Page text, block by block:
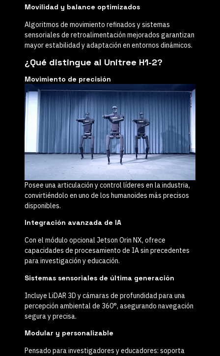
Movilidad y balance optimizados
Algoritmos de movimiento refinados y sistemas
sensoriales de retroalimentación mejorados garantizan
mayor estabilidad y adaptación en entornos dinámicos.
¿Qué distingue al Unitree H1-2?
Movimiento de precisión
Posee una articulación y control líderes en la industria,
convirtiéndolo en uno de los humanoides más precisos
disponibles.
Integración avanzada de IA
Con el módulo opcional Jetson Orin NX, ofrece
capacidades de procesamiento de IA sin precedentes
para investigación y educación.
Sistemas sensoriales de última generación
Incluye LiDAR 3D y cámaras de profundidad para una
percepción ambiental de 360°, asegurando navegación
segura y precisa.
Modular y personalizable
Pensado para investigadores y educadores: soporta